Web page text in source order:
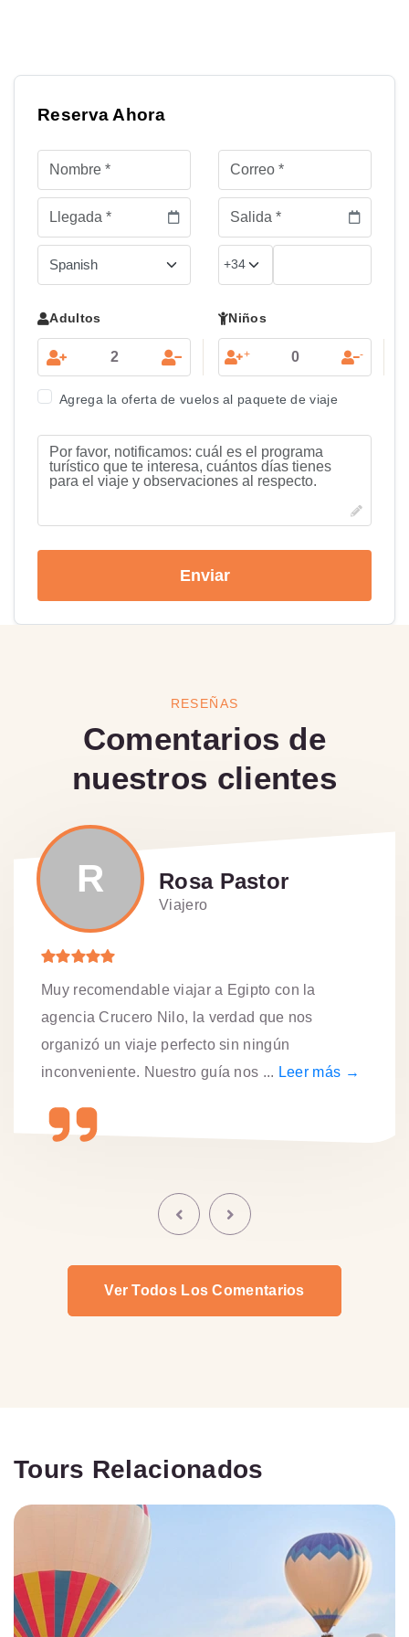
Reserva Ahora
Adultos Niños
+ -
Agrega la oferta de vuelos al paquete de viaje
Enviar
RESEÑAS
Comentarios de
nuestros clientes
R Rosa Pastor
Viajero
Muy recomendable viajar a Egipto con la
agencia Crucero Nilo, la verdad que nos
organizó un viaje perfecto sin ningún
inconveniente. Nuestro guía nos ... Leer más →
Ver Todos Los Comentarios
Tours Relacionados